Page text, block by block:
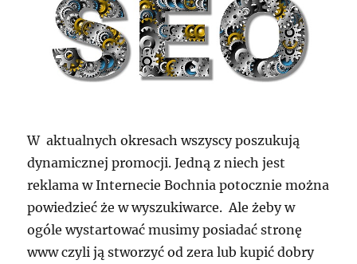
W aktualnych okresach wszyscy poszukują
dynamicznej promocji. Jedną z niech jest
reklama w Internecie Bochnia potocznie można
powiedzieć że w wyszukiwarce. Ale żeby w
ogóle wystartować musimy posiadać stronę
www czyli ją stworzyć od zera lub kupić dobry